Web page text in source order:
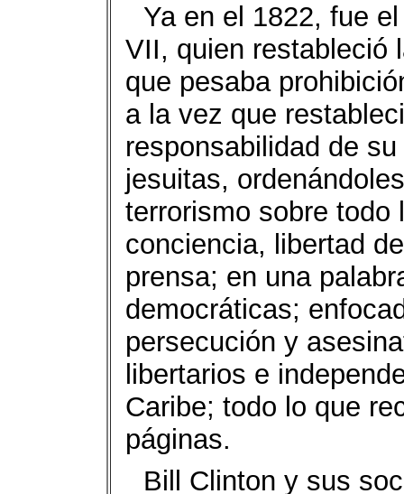
Ya en el 1822, fue
VII, quien restableció
que pesaba
a la vez que
responsabilidad de
jesuitas,
terrorismo sobre todo
conciencia, libertad
prensa; en una
democráticas;
persecución y
libertarios e
Caribe; todo lo que
páginas.
Bill Clinton y sus